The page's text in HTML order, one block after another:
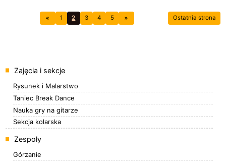
1 2 3 4 5 Ostatnia strona
Menu
Zajęcia i sekcje
Rysunek i Malarstwo
Taniec Break Dance
Nauka gry na gitarze
Sekcja kolarska
Zespoły
Górzanie